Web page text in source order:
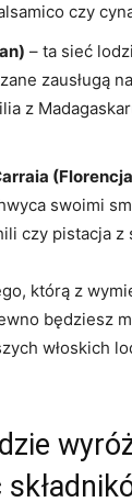
czy
– ta sieć⁢
zausługą
z
swoimi
czy pistacja z
którą⁤ z
będziesz
włoskich